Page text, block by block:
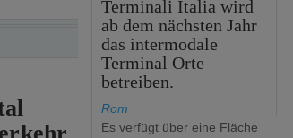
Terminali Italia wird
ab dem nächsten Jahr
das intermodale
Terminal Orte
betreiben.
Rom
Es verfügt über eine Fläche